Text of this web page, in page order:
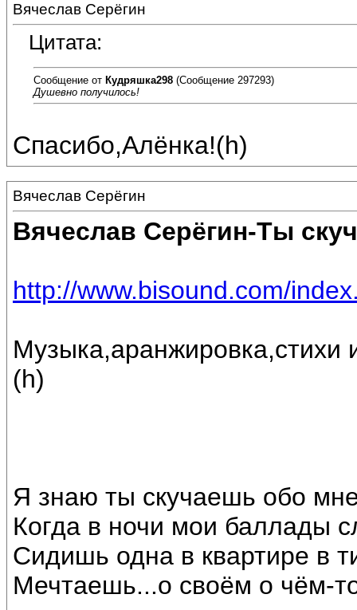
Вячеслав Серёгин
Цитата:
Сообщение от Кудряшка298 (Сообщение 297293)
Душевно получилось!
Спасибо,Алёнка!(h)
Вячеслав Серёгин
Вячеслав Серёгин-Ты
http://www.bisound.com/
Музыка,аранжировка,стихи
(h)
Я знаю ты скучаешь обо
Когда в ночи мои баллады
Сидишь одна в квартире в
Мечтаешь...о своём о чём-